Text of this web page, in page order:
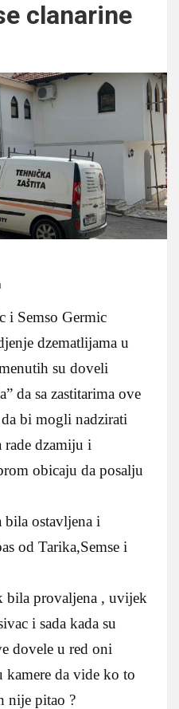
clanarine
i Semso Germic
dzematlijama u
su doveli
da sa zastitarima ove
bi mogli nadzirati
rade dzamiju i
obicaju da posalju
bila ostavljena i
od Tarika,Semse i
bila provaljena , uvijek
i sada kada su
dovele u red oni
kamere da vide ko to
nije pitao ?